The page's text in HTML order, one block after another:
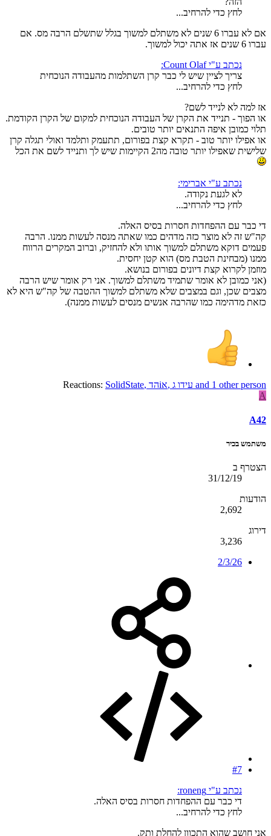
לחץ כדי להרחיב...
אם לא עברו 6 שנים לא משתלם למשוך בגלל שתשלם הרבה מס. אם
עברו 6 שנים אז אתה יכול למשוך.
נכתב ע"י Count Olaf:
צריך לציין שיש לי כבר קרן השתלמות מהעבודה הנוכחית
לחץ כדי להרחיב...
אז למה לא לנייד לשם?
או הפוך - תנייד את הקרן של העבודה הנוכחית למקום של הקרן הקודמת.
תלוי כמובן איפה התנאים יותר טובים.
או אפילו יותר טוב - תקרא קצת בפורום, תתעמק ותלמד ואולי תגלה קרן
שלישית שאפילו יותר טובה מה2 הקיימות שיש לך ותנייד לשם את הכל
נכתב ע"י אברימי:
לא לגעת נקודה.
לחץ כדי להרחיב...
די כבר עם ההפחדות חסרות בסיס האלה.
קה"ש זה לא מוצר כזה מדהים כמו שאתה מנסה לעשות ממנו. הרבה
פעמים דוקא משתלם למשוך אותו ולא להחזיק, וברוב המקרים הרווח
ממנו (מבחינת הטבת מס) הוא קטן יחסית.
מוזמן לקרוא קצת דיונים בפורום בנושא.
(אני כמובן לא אומר שתמיד משתלם למשוך. אני רק אומר שיש הרבה
מצבים שכן, וגם במצבים שלא משתלם למשוך ההטבה של קה"ש היא לא
כזאת מדהימה כמו שהרבה אנשים מנסים לעשות ממנה).
Reactions: SolidState, אiהד, עידו ג and 1 other person
A
A42
משתמש בכיר
הצטרף ב
31/12/19
הודעות
2,692
דירוג
3,236
2/3/26
#7
נכתב ע"י roneng:
די כבר עם ההפחדות חסרות בסיס האלה.
לחץ כדי להרחיב...
אני חושב שהוא התכוון להחלת ותק.